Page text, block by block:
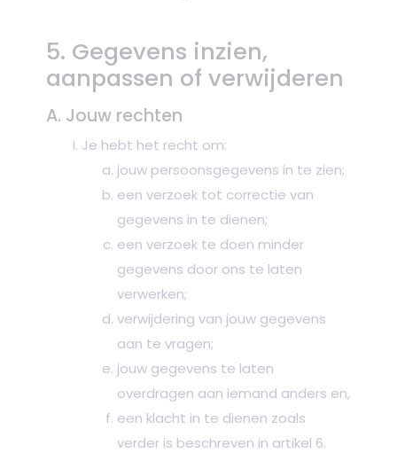
5. Gegevens inzien,
aanpassen of verwijderen
A. Jouw rechten
Je hebt het recht om:
jouw persoonsgegevens in te zien;
een verzoek tot correctie van
gegevens in te dienen;
een verzoek te doen minder
gegevens door ons te laten
verwerken;
verwijdering van jouw gegevens
aan te vragen;
jouw gegevens te laten
overdragen aan iemand anders en,
een klacht in te dienen zoals
verder is beschreven in artikel 6.